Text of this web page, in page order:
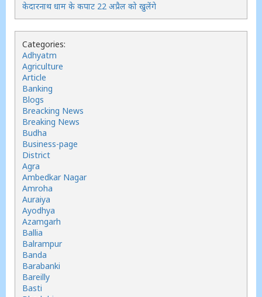
केदारनाथ धाम के कपाट 22 अप्रैल को खुलेंगे
Categories:
Adhyatm
Agriculture
Article
Banking
Blogs
Breacking News
Breaking News
Budha
Business-page
District
Agra
Ambedkar Nagar
Amroha
Auraiya
Ayodhya
Azamgarh
Ballia
Balrampur
Banda
Barabanki
Bareilly
Basti